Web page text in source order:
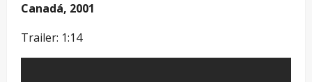
Canadá, 2001
Trailer: 1:14